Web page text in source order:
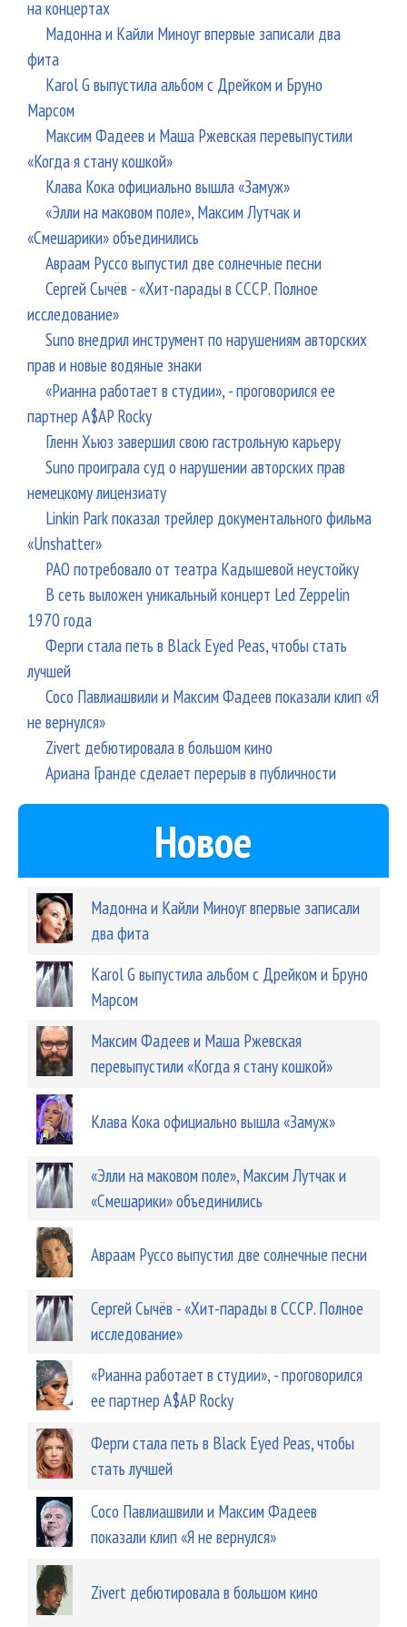
на концертах
Мадонна и Кайли Миноуг впервые записали два
фита
Karol G выпустила альбом с Дрейком и Бруно
Марсом
Максим Фадеев и Маша Ржевская перевыпустили
«Когда я стану кошкой»
Клава Кока официально вышла «Замуж»
«Элли на маковом поле», Максим Лутчак и
«Смешарики» объединились
Авраам Руссо выпустил две солнечные песни
Сергей Сычёв - «Хит-парады в СССР. Полное
исследование»
Suno внедрил инструмент по нарушениям авторских
прав и новые водяные знаки
«Рианна работает в студии», - проговорился ее
партнер A$AP Rocky
Гленн Хьюз завершил свою гастрольную карьеру
Suno проиграла суд о нарушении авторских прав
немецкому лицензиату
Linkin Park показал трейлер документального фильма
«Unshatter»
РАО потребовало от театра Кадышевой неустойку
В сеть выложен уникальный концерт Led Zeppelin
1970 года
Ферги стала петь в Black Eyed Peas, чтобы стать
лучшей
Сосо Павлиашвили и Максим Фадеев показали клип «Я
не вернулся»
Zivert дебютировала в большом кино
Ариана Гранде сделает перерыв в публичности
Новое
Мадонна и Кайли Миноуг впервые записали
два фита
Karol G выпустила альбом с Дрейком и Бруно
Марсом
Максим Фадеев и Маша Ржевская
перевыпустили «Когда я стану кошкой»
Клава Кока официально вышла «Замуж»
«Элли на маковом поле», Максим Лутчак и
«Смешарики» объединились
Авраам Руссо выпустил две солнечные песни
Сергей Сычёв - «Хит-парады в СССР. Полное
исследование»
«Рианна работает в студии», - проговорился
ее партнер A$AP Rocky
Ферги стала петь в Black Eyed Peas, чтобы
стать лучшей
Сосо Павлиашвили и Максим Фадеев
показали клип «Я не вернулся»
Zivert дебютировала в большом кино